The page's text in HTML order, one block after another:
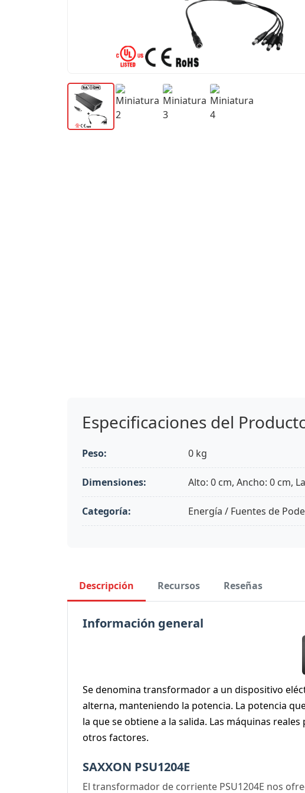
Especificaciones del
Peso: 0 kg
Dimensiones: Alto: 0 cm, Ancho: 0 cm,
Categoría: Energía / Fuentes de
Descripción Recursos Reseñas
Información general
Se denomina transformador a un dispositivo
alterna, manteniendo la potencia. La potencia
la que se obtiene a la salida. Las máquinas
otros factores.
SAXXON PSU1204E
El transformador de corriente PSU1204E nos